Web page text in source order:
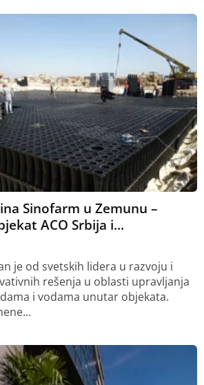
Sinofarm u Zemunu –
ACO Srbija i...
je od svetskih lidera u razvoju i
rešenja u oblasti upravljanja
i vodama unutar objekata.